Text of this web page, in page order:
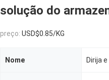
solução do
preço: USD$0.85/KG
Nome